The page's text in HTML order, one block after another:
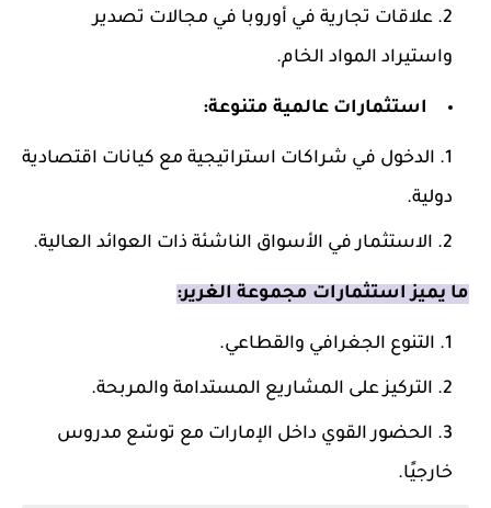
علاقات تجارية في أوروبا في مجالات تصدير
واستيراد المواد الخام.
استثمارات عالمية متنوعة:
الدخول في شراكات استراتيجية مع كيانات اقتصادية
دولية.
الاستثمار في الأسواق الناشئة ذات العوائد العالية.
ما يميز استثمارات مجموعة الغرير:
التنوع الجغرافي والقطاعي.
التركيز على المشاريع المستدامة والمربحة.
الحضور القوي داخل الإمارات مع توسّع مدروس
خارجيًا.